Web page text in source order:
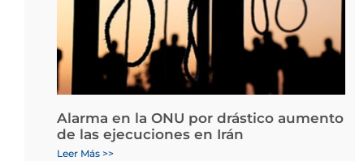
Alarma en la ONU por drástico aumento
de las ejecuciones en Irán
Leer Más >>